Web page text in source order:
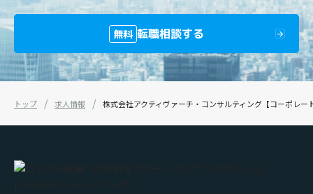
無料 転職相談する
トップ 求人情報 株式会社アクティヴァーチ・コンサルティング【コーポレ